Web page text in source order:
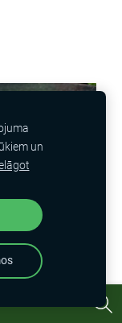
bumba. Stikls,
(Egle bumba
111)
€1.00
un